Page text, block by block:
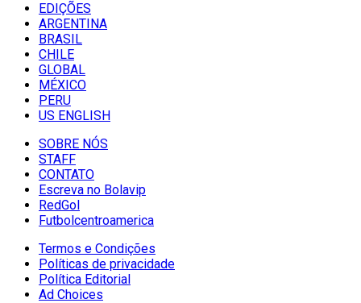
EDIÇÕES
ARGENTINA
BRASIL
CHILE
GLOBAL
MÉXICO
PERU
US ENGLISH
SOBRE NÓS
STAFF
CONTATO
Escreva no Bolavip
RedGol
Futbolcentroamerica
Termos e Condições
Políticas de privacidade
Política Editorial
Ad Choices